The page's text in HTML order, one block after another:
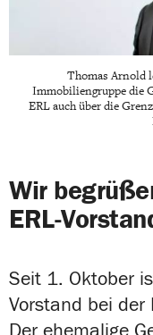
Thomas Arnold
Immobiliengruppe die
ERL auch über die
Wir
ERL-
Seit 1. Oktober
Vorstand bei der